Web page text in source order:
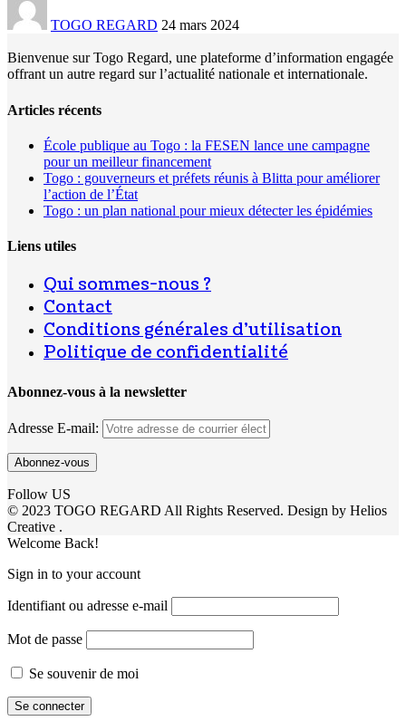
TOGO REGARD 24 mars 2024
Bienvenue sur Togo Regard, une plateforme d’information engagée
offrant un autre regard sur l’actualité nationale et internationale.
Articles récents
École publique au Togo : la FESEN lance une campagne
pour un meilleur financement
Togo : gouverneurs et préfets réunis à Blitta pour améliorer
l’action de l’État
Togo : un plan national pour mieux détecter les épidémies
Liens utiles
Qui sommes-nous ?
Contact
Conditions générales d’utilisation
Politique de confidentialité
Abonnez-vous à la newsletter
Adresse E-mail:
Follow US
© 2023 TOGO REGARD All Rights Reserved. Design by Helios
Creative .
Welcome Back!
Sign in to your account
Identifiant ou adresse e-mail
Mot de passe
Se souvenir de moi